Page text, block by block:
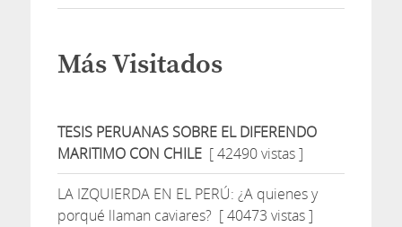
Más Visitados
TESIS PERUANAS SOBRE EL DIFERENDO
MARITIMO CON CHILE[ 42490 vistas ]
LA IZQUIERDA EN EL PERÚ: ¿A quienes y
porqué llaman caviares? [ 40473 vistas ]